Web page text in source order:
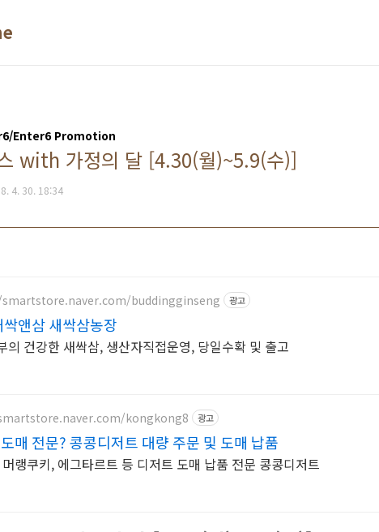
Enter6 Promotion
with 가정의 달 [4.30(월)~5.9(수)]
4. 30. 18:34
buddingginseng 광고
싹앤삼 새싹삼농장
의 건강한 새싹삼, 생산자직접운영, 당일수확 및 출고
kongkong8 광고
매 전문? 콩콩디저트 대량 주문 및 도매 납품
랭쿠키, 에그타르트 등 디저트 도매 납품 전문 콩콩디저트